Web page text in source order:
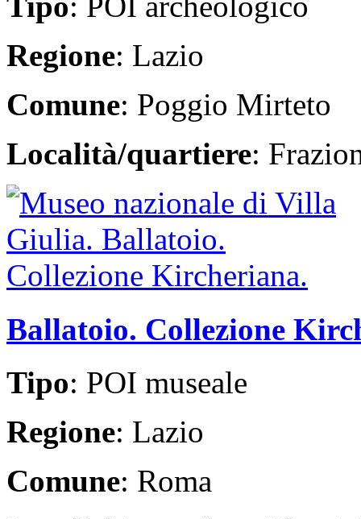
Regione: Lazio
Comune: Poggio Mirteto
Località/quartiere:
Ballatoio. Collezione
Tipo: POI museale
Regione: Lazio
Comune: Roma